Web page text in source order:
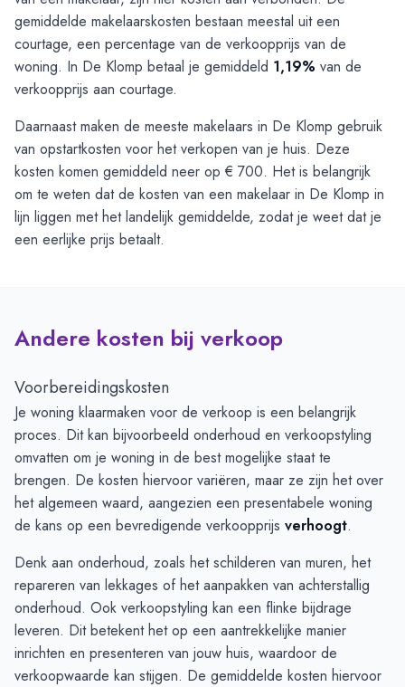
gemiddelde makelaarskosten bestaan meestal uit een
courtage, een percentage van de verkoopprijs van de
woning. In De Klomp betaal je gemiddeld 1,19% van de
verkoopprijs aan courtage.
Daarnaast maken de meeste makelaars in De Klomp gebruik
van opstartkosten voor het verkopen van je huis. Deze
kosten komen gemiddeld neer op € 700. Het is belangrijk
om te weten dat de kosten van een makelaar in De Klomp in
lijn liggen met het landelijk gemiddelde, zodat je weet dat je
een eerlijke prijs betaalt.
Andere kosten bij verkoop
Voorbereidingskosten
Je woning klaarmaken voor de verkoop is een belangrijk
proces. Dit kan bijvoorbeeld onderhoud en verkoopstyling
omvatten om je woning in de best mogelijke staat te
brengen. De kosten hiervoor variëren, maar ze zijn het over
het algemeen waard, aangezien een presentabele woning
de kans op een bevredigende verkoopprijs verhoogt.
Denk aan onderhoud, zoals het schilderen van muren, het
repareren van lekkages of het aanpakken van achterstallig
onderhoud. Ook verkoopstyling kan een flinke bijdrage
leveren. Dit betekent het op een aantrekkelijke manier
inrichten en presenteren van jouw huis, waardoor de
verkoopwaarde kan stijgen. De gemiddelde kosten hiervoor